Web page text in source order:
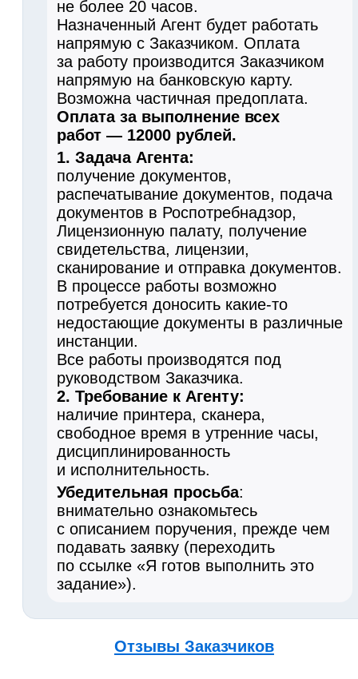
не более 20 часов.
Назначенный Агент будет работать
напрямую с Заказчиком. Оплата
за работу производится Заказчиком
напрямую на банковскую карту.
Возможна частичная предоплата.
Оплата за выполнение всех
работ — 12000 рублей.
1. Задача Агента:
получение документов,
распечатывание документов, подача
документов в Роспотребнадзор,
Лицензионную палату, получение
свидетельства, лицензии,
сканирование и отправка документов.
В процессе работы возможно
потребуется доносить какие-то
недостающие документы в различные
инстанции.
Все работы производятся под
руководством Заказчика.
2. Требование к Агенту:
наличие принтера, сканера,
свободное время в утренние часы,
дисциплинированность
и исполнительность.
Убедительная просьба:
внимательно ознакомьтесь
с описанием поручения, прежде чем
подавать заявку (переходить
по ссылке «Я готов выполнить это
задание»).
Отзывы Заказчиков